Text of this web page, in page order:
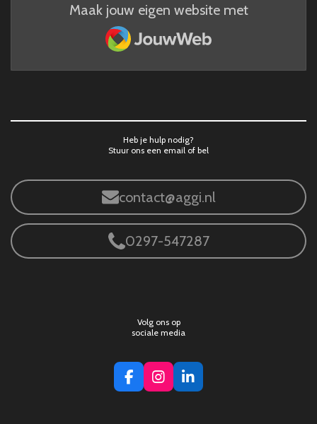
Maak jouw eigen website met
JouwWeb
Heb je hulp nodig?
Stuur ons een email of bel
contact@aggi.nl
0297-547287
Volg ons op
sociale media
F
a
I
n
L
i